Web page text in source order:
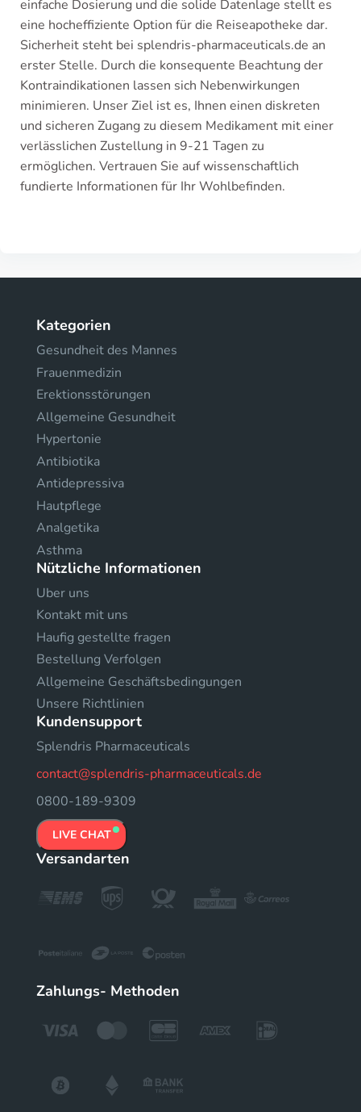
einfache Dosierung und die solide Datenlage stellt es
eine hocheffiziente Option für die Reiseapotheke dar.
Sicherheit steht bei splendris-pharmaceuticals.de an
erster Stelle. Durch die konsequente Beachtung der
Kontraindikationen lassen sich Nebenwirkungen
minimieren. Unser Ziel ist es, Ihnen einen diskreten
und sicheren Zugang zu diesem Medikament mit einer
verlässlichen Zustellung in 9-21 Tagen zu
ermöglichen. Vertrauen Sie auf wissenschaftlich
fundierte Informationen für Ihr Wohlbefinden.
Kategorien
Gesundheit des Mannes
Frauenmedizin
Erektionsstörungen
Allgemeine Gesundheit
Hypertonie
Antibiotika
Antidepressiva
Hautpflege
Analgetika
Asthma
Nützliche Informationen
Uber uns
Kontakt mit uns
Haufig gestellte fragen
Bestellung Verfolgen
Allgemeine Geschäftsbedingungen
Unsere Richtlinien
Kundensupport
Splendris Pharmaceuticals
contact@splendris-pharmaceuticals.de
0800-189-9309
LIVE CHAT
Versandarten
Zahlungs- Methoden